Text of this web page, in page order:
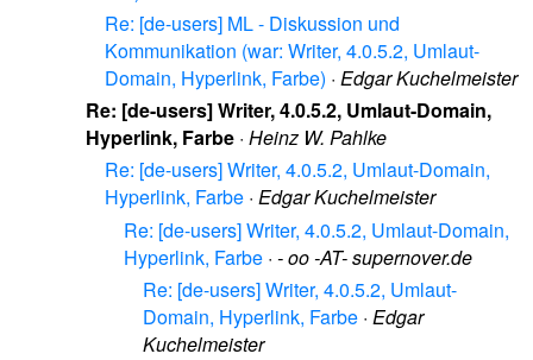
Re: [de-users] ML - Diskussion und
Kommunikation (war: Writer, 4.0.5.2, Umlaut-
Domain, Hyperlink, Farbe) · Edgar Kuchelmeister
Re: [de-users] Writer, 4.0.5.2, Umlaut-Domain,
Hyperlink, Farbe · Heinz W. Pahlke
Re: [de-users] Writer, 4.0.5.2, Umlaut-Domain,
Hyperlink, Farbe · Edgar Kuchelmeister
Re: [de-users] Writer, 4.0.5.2, Umlaut-Domain,
Hyperlink, Farbe · - oo -AT- supernover.de
Re: [de-users] Writer, 4.0.5.2, Umlaut-
Domain, Hyperlink, Farbe · Edgar
Kuchelmeister